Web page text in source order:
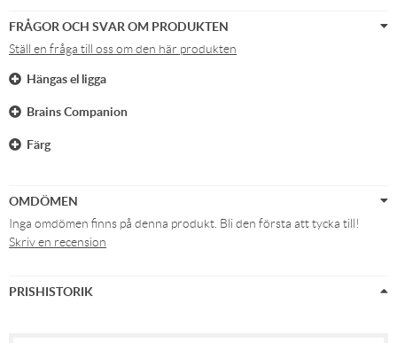
FRÅGOR OCH SVAR OM PRODUKTEN
Ställ en fråga till oss om den här produkten
Hängas el ligga
Brains Companion
Färg
OMDÖMEN
Inga omdömen finns på denna produkt. Bli den första att tycka till!
Skriv en recension
PRISHISTORIK